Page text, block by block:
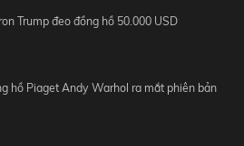
Trump đeo đồng hồ 50.000 USD
hồ Piaget Andy Warhol ra mắt phiên bản